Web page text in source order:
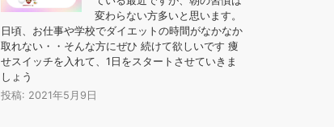
変わらない方多いと思います。
日頃、お仕事や学校でダイエットの時間がなかなか
取れない・・そんな方にぜひ️ 続けて欲しいです 痩
せスイッチを入れて、1日をスタートさせていきま
しょう
投稿: 2021年5月9日